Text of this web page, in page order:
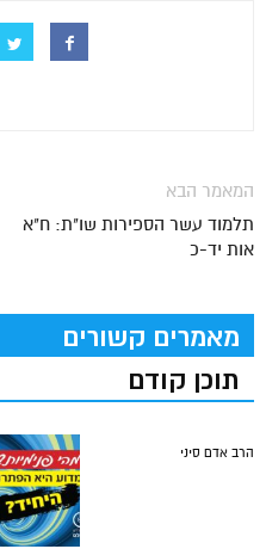
המאמר הבא
תלמוד עשר הספירות שו"ת: ח"א
אות יד-כ
מאמרים קשורים
תוכן קודם
הרב אדם סיני